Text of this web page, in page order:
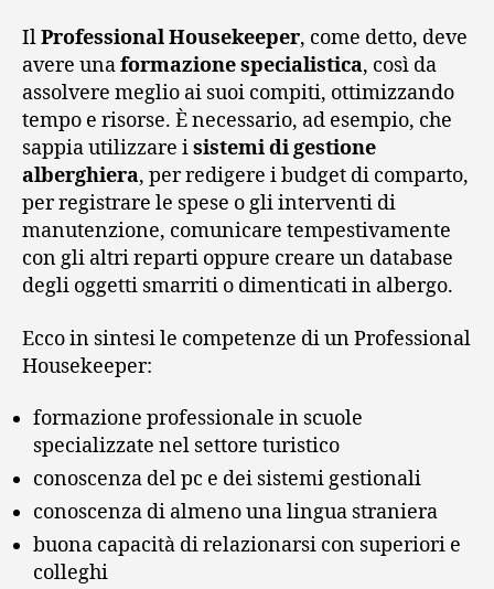
IlProfessional Housekeeper, come detto, deve
avere unaformazione specialistica, così da
assolvere meglio ai suoi compiti, ottimizzando
tempo e risorse. È necessario, ad esempio, che
sappia utilizzare isistemi di gestione
alberghiera, per redigere i budget di comparto,
per registrare le spese o gli interventi di
manutenzione, comunicare tempestivamente
con gli altri reparti oppure creare un database
degli oggetti smarriti o dimenticati in albergo.
Ecco in sintesi le competenze di un Professional
Housekeeper:
formazione professionale in scuole
specializzate nel settore turistico
conoscenza del pc e dei sistemi gestionali
conoscenza di almeno una lingua straniera
buona capacità di relazionarsi con superiori e
colleghi